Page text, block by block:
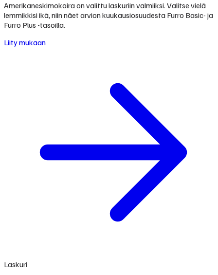
Amerikaneskimokoira on valittu laskuriin valmiiksi. Valitse vielä
lemmikkisi ikä, niin näet arvion kuukausiosuudesta Furro Basic- ja
Furro Plus -tasoilla.
Liity mukaan
Laskuri